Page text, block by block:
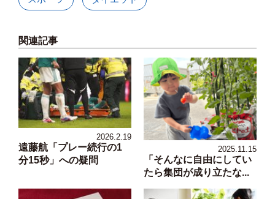
関連記事
2026.2.19
遠藤航「プレー続行の1
分15秒」への疑問
2025.11.15
「そんなに自由にしてい
たら集団が成り立たな...